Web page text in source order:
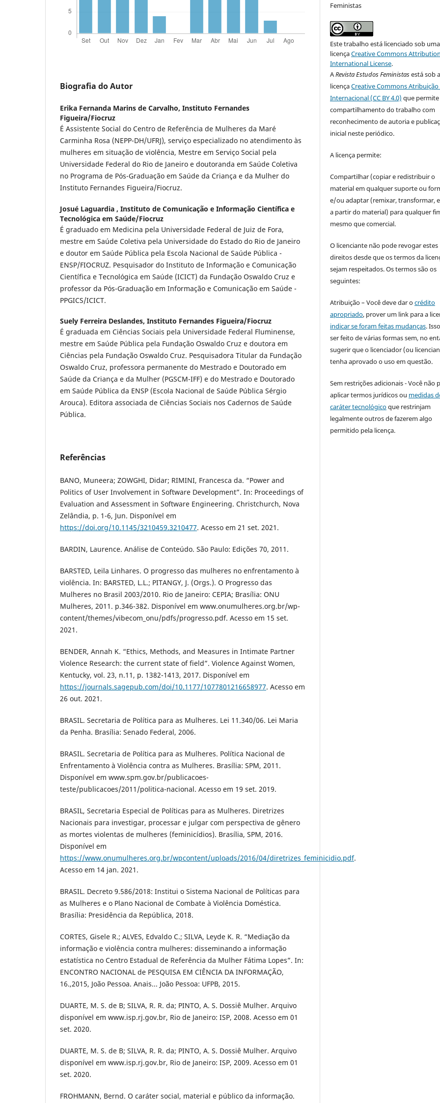
Biografia do Autor
Erika Fernanda Marins de Carvalho, Instituto Fernandes
Figueira/Fiocruz
É Assistente Social do Centro de Referência de Mulheres da Maré
Carminha Rosa (NEPP-DH/UFRJ), serviço especializado no atendimento às
mulheres em situação de violência, Mestre em Serviço Social pela
Universidade Federal do Rio de Janeiro e doutoranda em Saúde Coletiva
no Programa de Pós-Graduação em Saúde da Criança e da Mulher do
Instituto Fernandes Figueira/Fiocruz.
Josué Laguardia , Instituto de Comunicação e Informação Científica e
Tecnológica em Saúde/Fiocruz
É graduado em Medicina pela Universidade Federal de Juiz de Fora,
mestre em Saúde Coletiva pela Universidade do Estado do Rio de Janeiro
e doutor em Saúde Pública pela Escola Nacional de Saúde Pública -
ENSP/FIOCRUZ. Pesquisador do Instituto de Informação e Comunicação
Científica e Tecnológica em Saúde (ICICT) da Fundação Oswaldo Cruz e
professor da Pós-Graduação em Informação e Comunicação em Saúde -
PPGICS/ICICT.
Suely Ferreira Deslandes, Instituto Fernandes Figueira/Fiocruz
É graduada em Ciências Sociais pela Universidade Federal Fluminense,
mestre em Saúde Pública pela Fundação Oswaldo Cruz e doutora em
Ciências pela Fundação Oswaldo Cruz. Pesquisadora Titular da Fundação
Oswaldo Cruz, professora permanente do Mestrado e Doutorado em
Saúde da Criança e da Mulher (PGSCM-IFF) e do Mestrado e Doutorado
em Saúde Pública da ENSP (Escola Nacional de Saúde Pública Sérgio
Arouca). Editora associada de Ciências Sociais nos Cadernos de Saúde
Pública.
Referências
BANO, Muneera; ZOWGHI, Didar; RIMINI, Francesca da. “Power and
Politics of User Involvement in Software Development”. In: Proceedings of
Evaluation and Assessment in Software Engineering. Christchurch, Nova
Zelândia, p. 1-6, Jun. Disponível em
https://doi.org/10.1145/3210459.3210477. Acesso em 21 set. 2021.
BARDIN, Laurence. Análise de Conteúdo. São Paulo: Edições 70, 2011.
BARSTED, Leila Linhares. O progresso das mulheres no enfrentamento à
violência. In: BARSTED, L.L.; PITANGY, J. (Orgs.). O Progresso das
Mulheres no Brasil 2003/2010. Rio de Janeiro: CEPIA; Brasília: ONU
Mulheres, 2011. p.346-382. Disponível em www.onumulheres.org.br/wp-
content/themes/vibecom_onu/pdfs/progresso.pdf. Acesso em 15 set.
2021.
BENDER, Annah K. “Ethics, Methods, and Measures in Intimate Partner
Violence Research: the current state of field”. Violence Against Women,
Kentucky, vol. 23, n.11, p. 1382-1413, 2017. Disponível em
https://journals.sagepub.com/doi/10.1177/1077801216658977. Acesso em
26 out. 2021.
BRASIL. Secretaria de Política para as Mulheres. Lei 11.340/06. Lei Maria
da Penha. Brasília: Senado Federal, 2006.
BRASIL. Secretaria de Política para as Mulheres. Política Nacional de
Enfrentamento à Violência contra as Mulheres. Brasília: SPM, 2011.
Disponível em www.spm.gov.br/publicacoes-
teste/publicacoes/2011/politica-nacional. Acesso em 19 set. 2019.
BRASIL, Secretaria Especial de Políticas para as Mulheres. Diretrizes
Nacionais para investigar, processar e julgar com perspectiva de gênero
as mortes violentas de mulheres (feminicídios). Brasília, SPM, 2016.
Disponível em
https://www.onumulheres.org.br/wpcontent/uploads/2016/04/diretrizes_feminicidio.pdf.
Acesso em 14 jan. 2021.
BRASIL. Decreto 9.586/2018: Institui o Sistema Nacional de Políticas para
as Mulheres e o Plano Nacional de Combate à Violência Doméstica.
Brasília: Presidência da República, 2018.
CORTES, Gisele R.; ALVES, Edvaldo C.; SILVA, Leyde K. R. “Mediação da
informação e violência contra mulheres: disseminando a informação
estatística no Centro Estadual de Referência da Mulher Fátima Lopes”. In:
ENCONTRO NACIONAL de PESQUISA EM CIÊNCIA DA INFORMAÇÃO,
16.,2015, João Pessoa. Anais... João Pessoa: UFPB, 2015.
DUARTE, M. S. de B; SILVA, R. R. da; PINTO, A. S. Dossiê Mulher. Arquivo
disponível em www.isp.rj.gov.br, Rio de Janeiro: ISP, 2008. Acesso em 01
set. 2020.
DUARTE, M. S. de B; SILVA, R. R. da; PINTO, A. S. Dossiê Mulher. Arquivo
disponível em www.isp.rj.gov.br, Rio de Janeiro: ISP, 2009. Acesso em 01
set. 2020.
FROHMANN, Bernd. O caráter social, material e público da informação.
Feministas
Este trabalho está licenciado sob uma
licençaCreative Commons
International License.
ARevista Estudos Feministasestá sob a
licençaCreative Commons Atribuição
Internacional (CC BY 4.0) que
compartilhamento do trabalho com
reconhecimento de autoria e
inicial neste periódico.
A licença permite:
Compartilhar (copiar e redistribuir o
material em qualquer suporte ou
e/ou adaptar (remixar, transformar,
a partir do material) para qualquer
mesmo que comercial.
O licenciante não pode revogar estes
direitos desde que os termos da
sejam respeitados. Os termos são os
seguintes:
Atribuição – Você deve dar ocrédito
apropriado, prover um link para a
indicar se foram feitas mudanças.
ser feito de várias formas sem, no
sugerir que o licenciador (ou
tenha aprovado o uso em questão.
Sem restrições adicionais - Você não
aplicar termos jurídicos ou medidas
caráter tecnológicoque restrinjam
legalmente outros de fazerem algo
permitido pela licença.